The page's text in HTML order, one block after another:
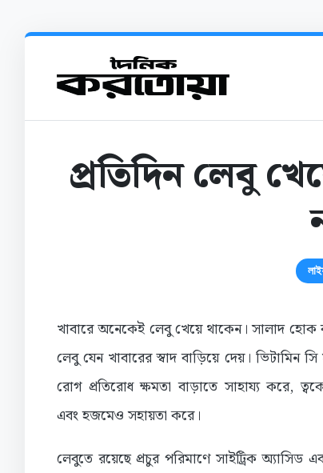
প্রতিদিন লেবু
খাবারে অনেকেই লেবু খেয়ে থাকেন। সালাদ
লেবু যেন খাবারের স্বাদ বাড়িয়ে দেয়। ভিটামিন
রোগ প্রতিরোধ ক্ষমতা বাড়াতে সাহায্য করে,
এবং হজমেও সহায়তা করে।
লেবুতে রয়েছে প্রচুর পরিমাণে সাইট্রিক অ্যাসিড